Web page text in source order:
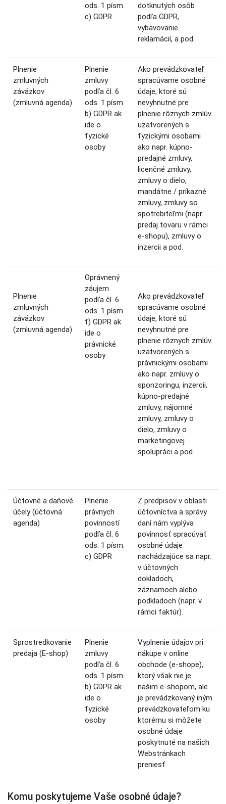
ods. 1 písm.
c) GDPR
dotknutých osôb
podľa GDPR,
vybavovanie
reklamácií, a pod.
Plnenie
zmluvných
záväzkov
(zmluvná agenda)
Plnenie
zmluvy
podľa čl. 6
ods. 1 písm.
b) GDPR ak
ide o
fyzické
osoby
Ako prevádzkovateľ
spracúvame osobné
údaje, ktoré sú
nevyhnutné pre
plnenie rôznych zmlúv
uzatvorených s
fyzickými osobami
ako napr. kúpno-
predajné zmluvy,
licenčné zmluvy,
zmluvy o dielo,
mandátne / príkazné
zmluvy, zmluvy so
spotrebiteľmi (napr.
predaj tovaru v rámci
e-shopu), zmluvy o
inzercii a pod.
Plnenie
zmluvných
záväzkov
(zmluvná agenda)
Oprávnený
záujem
podľa čl. 6
ods. 1 písm.
f) GDPR ak
ide o
právnické
osoby
Ako prevádzkovateľ
spracúvame osobné
údaje, ktoré sú
nevyhnutné pre
plnenie rôznych zmlúv
uzatvorených s
právnickými osobami
ako napr. zmluvy o
sponzoringu, inzercii,
kúpno-predajné
zmluvy, nájomné
zmluvy, zmluvy o
dielo, zmluvy o
marketingovej
spolupráci a pod.
Účtovné a daňové
účely (účtovná
agenda)
Plnenie
právnych
povinností
podľa čl. 6
ods. 1 písm.
c) GDPR
Z predpisov v oblasti
účtovníctva a správy
daní nám vyplýva
povinnosť spracúvať
osobné údaje
nachádzajúce sa napr.
v účtovných
dokladoch,
záznamoch alebo
podkladoch (napr. v
rámci faktúr).
Sprostredkovanie
predaja (E-shop)
Plnenie
zmluvy
podľa čl. 6
ods. 1 písm.
b) GDPR ak
ide o
fyzické
osoby
Vyplnenie údajov pri
nákupe v online
obchode (e-shope),
ktorý však nie je
našim e-shopom, ale
je prevádzkovaný iným
prevádzkovateľom ku
ktorému si môžete
osobné údaje
poskytnuté na našich
Webstránkach
preniesť
Komu poskytujeme Vaše osobné údaje?